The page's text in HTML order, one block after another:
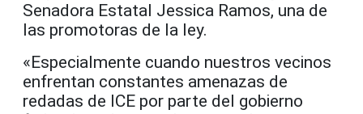
Senadora Estatal Jessica Ramos, una de
las promotoras de la ley.
«Especialmente cuando nuestros vecinos
enfrentan constantes amenazas de
redadas de ICE por parte del gobierno